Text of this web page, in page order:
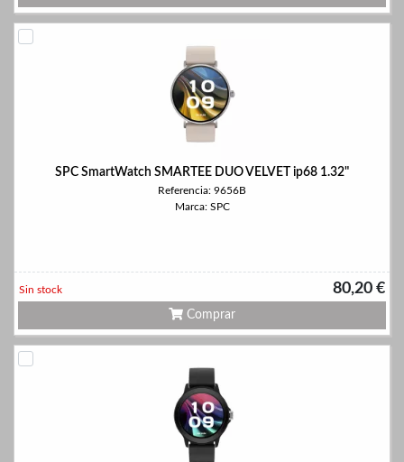
SPC SmartWatch SMARTEE DUO VELVET ip68 1.32"
Referencia: 9656B
Marca: SPC
80,20 €
Sin stock
Comprar